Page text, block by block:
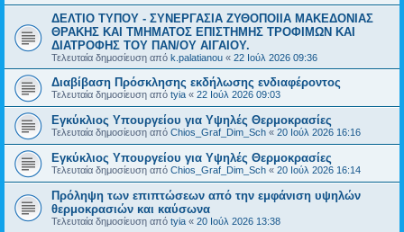
ΔΕΛΤΙΟ ΤΥΠΟΥ - ΣΥΝΕΡΓΑΣΙΑ ΖΥΘΟΠΟΙΙΑ ΜΑΚΕΔΟΝΙΑΣ
ΘΡΑΚΗΣ ΚΑΙ ΤΜΗΜΑΤΟΣ ΕΠΙΣΤΗΜΗΣ ΤΡΟΦΙΜΩΝ ΚΑΙ
ΔΙΑΤΡΟΦΗΣ ΤΟΥ ΠΑΝ/ΟΥ ΑΙΓΑΙΟΥ.
Τελευταία δημοσίευση από k.palatianou « 22 Ιούλ 2026 09:36
Διαβίβαση Πρόσκλησης εκδήλωσης ενδιαφέροντος
Τελευταία δημοσίευση από tyia « 22 Ιούλ 2026 09:03
Εγκύκλιος Υπουργείου για Υψηλές Θερμοκρασίες
Τελευταία δημοσίευση από Chios_Graf_Dim_Sch « 20 Ιούλ 2026 16:16
Εγκύκλιος Υπουργείου για Υψηλές Θερμοκρασίες
Τελευταία δημοσίευση από Chios_Graf_Dim_Sch « 20 Ιούλ 2026 16:14
Πρόληψη των επιπτώσεων από την εμφάνιση υψηλών
θερμοκρασιών και καύσωνα
Τελευταία δημοσίευση από tyia « 20 Ιούλ 2026 13:38